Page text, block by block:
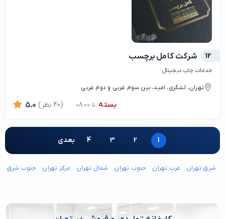
12 شرکت کامل برچسب
خدمات چاپ دیجیتال
تهران، لشگری، امید، بین سوم غربی و دوم غربی
بسته تا 08:00 5.0 (40 نظر)
1
2
3
4 بعدی
شرق تهران غرب تهران جنوب تهران شمال تهران مرکز تهران جنوب شرق